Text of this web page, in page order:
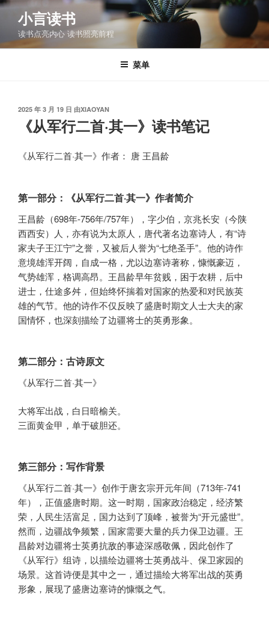
跳
容
小言读书
读书点亮内心 读书照亮前程
菜单
发
2025 年 3 月 19 日 由XIAOYAN
《从军行二首·其一》读书笔记
《从军行二首·其一》作者： 唐 王昌龄
第一部分：《从军行二首·其一》作者简介
王昌龄（698年-756年/757年），字少伯，京兆长安（今陕
西西安）人，亦有说为太原人，唐代著名边塞诗人，有“诗
家夫子王江宁”之誉，又被后人誉为“七绝圣手”。他的诗作
意境雄浑开阔，自成一格，尤以边塞诗著称，慷慨豪迈，
气势雄浑，格调高昂。王昌龄早年贫贱，困于农耕，后中
进士，仕途多舛，但始终怀揣着对国家的热爱和对民族英
雄的气节。他的诗作不仅反映了盛唐时期文人士大夫的家
国情怀，也深刻描绘了边疆将士的英勇形象。
第二部分：古诗原文
《从军行二首·其一》
大将军出战，白日暗榆关。
三面黄金甲，单于破胆还。
第三部分：写作背景
《从军行二首·其一》创作于唐玄宗开元年间（713年-741
年），正值盛唐时期。这一时期，国家政治稳定，经济繁
荣，人民生活富足，国力达到了顶峰，被誉为“开元盛世”。
然而，边疆战争频繁，国家需要大量的兵力保卫边疆。王
昌龄对边疆将士英勇抗敌的事迹深感敬佩，因此创作了
《从军行》组诗，以描绘边疆将士英勇战斗、保卫家园的
场景。这首诗便是其中之一，通过描绘大将军出战的英勇
形象，展现了盛唐边塞诗的慷慨之气。